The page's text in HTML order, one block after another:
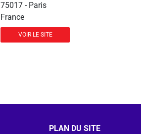
75017 - Paris
France
VOIR LE SITE
PLAN DU SITE